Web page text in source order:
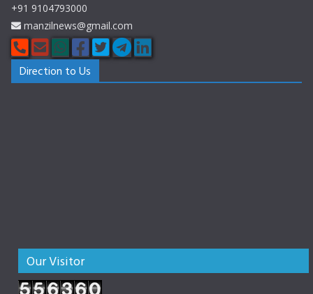
+91 9104793000
manzilnews@gmail.com
Direction to Us
Our Visitor